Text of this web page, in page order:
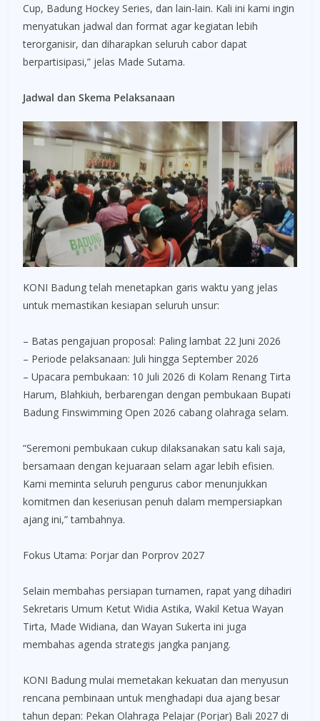
Cup, Badung Hockey Series, dan lain-lain. Kali ini kami ingin
menyatukan jadwal dan format agar kegiatan lebih
terorganisir, dan diharapkan seluruh cabor dapat
berpartisipasi,” jelas Made Sutama.
Jadwal dan Skema Pelaksanaan
KONI Badung telah menetapkan garis waktu yang jelas
untuk memastikan kesiapan seluruh unsur:
– Batas pengajuan proposal: Paling lambat 22 Juni 2026
– Periode pelaksanaan: Juli hingga September 2026
– Upacara pembukaan: 10 Juli 2026 di Kolam Renang Tirta
Harum, Blahkiuh, berbarengan dengan pembukaan Bupati
Badung Finswimming Open 2026 cabang olahraga selam.
“Seremoni pembukaan cukup dilaksanakan satu kali saja,
bersamaan dengan kejuaraan selam agar lebih efisien.
Kami meminta seluruh pengurus cabor menunjukkan
komitmen dan keseriusan penuh dalam mempersiapkan
ajang ini,” tambahnya.
Fokus Utama: Porjar dan Porprov 2027
Selain membahas persiapan turnamen, rapat yang dihadiri
Sekretaris Umum Ketut Widia Astika, Wakil Ketua Wayan
Tirta, Made Widiana, dan Wayan Sukerta ini juga
membahas agenda strategis jangka panjang.
KONI Badung mulai memetakan kekuatan dan menyusun
rencana pembinaan untuk menghadapi dua ajang besar
tahun depan: Pekan Olahraga Pelajar (Porjar) Bali 2027 di